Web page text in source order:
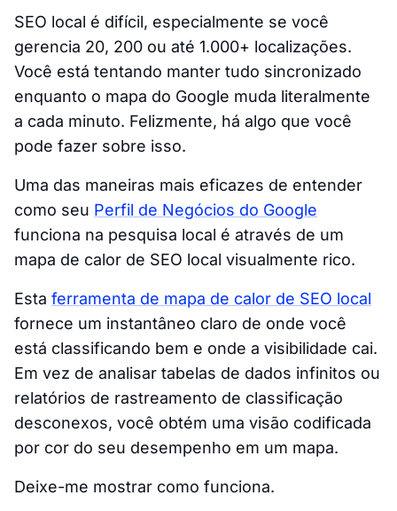
SEO local é difícil, especialmente se você
gerencia 20, 200 ou até 1.000+ localizações.
Você está tentando manter tudo sincronizado
enquanto o mapa do Google muda literalmente
a cada minuto. Felizmente, há algo que você
pode fazer sobre isso.
Uma das maneiras mais eficazes de entender
como seu Perfil de Negócios do Google
funciona na pesquisa local é através de um
mapa de calor de SEO local visualmente rico.
Esta ferramenta de mapa de calor de SEO local
fornece um instantâneo claro de onde você
está classificando bem e onde a visibilidade cai.
Em vez de analisar tabelas de dados infinitos ou
relatórios de rastreamento de classificação
desconexos, você obtém uma visão codificada
por cor do seu desempenho em um mapa.
Deixe-me mostrar como funciona.